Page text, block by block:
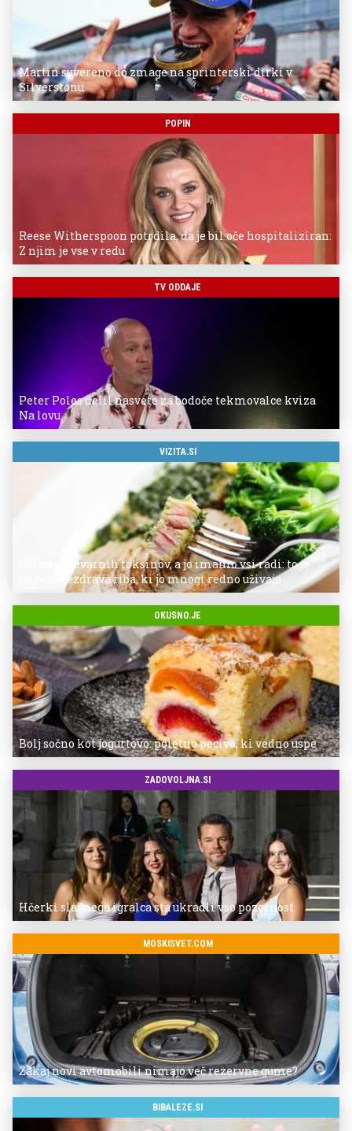
Martin suvereno do zmage na sprinterski dirki v
Silverstonu
POPIN
Reese Witherspoon potrdila, da je bil oče hospitaliziran:
Z njim je vse v redu
TV ODDAJE
Peter Poles delil nasvete za bodoče tekmovalce kviza
Na lovu
VIZITA.SI
Polna je nevarnih toksinov, a jo imamo vsi radi: to je
najbolj nezdrava riba, ki jo mnogi redno uživajo
OKUSNO.JE
Bolj sočno kot jogurtovo: poletno pecivo, ki vedno uspe
ZADOVOLJNA.SI
Hčerki slavnega igralca sta ukradli vso pozornost
MOSKISVET.COM
Zakaj novi avtomobili nimajo več rezervne gume?
BIBALEZE.SI